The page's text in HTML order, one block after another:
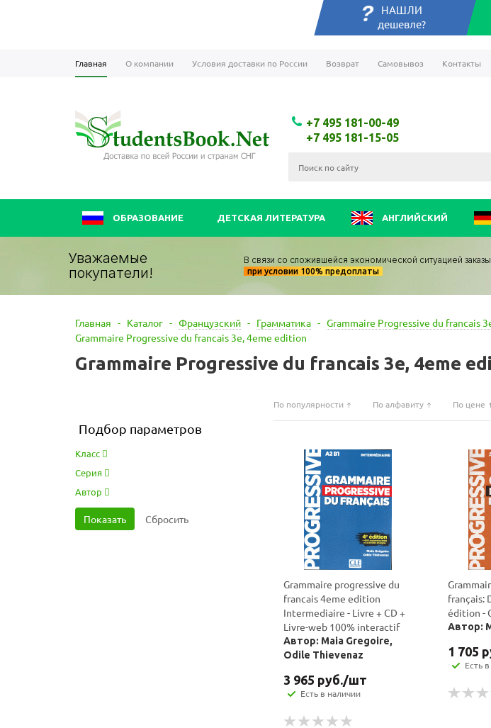
НАШЛИ
дешевле?
Главная О компании Условия доставки по России Возврат Самовывоз Контакты
+7 495 181-00-49
+7 495 181-15-05
ОБРАЗОВАНИЕ ДЕТСКАЯ ЛИТЕРАТУРА АНГЛИЙСКИЙ
Уважаемые
покупатели!
В связи со сложившейся экономической ситуацией
при условии 100% предоплаты
Главная - Каталог - Французский - Грамматика - Grammaire Progressive du francais
Grammaire Progressive du francais 3e, 4eme edition
Grammaire Progressive du francais 3e, 4eme
Подбор параметров
Класс
Серия
Автор
По популярности По алфавиту По цене
Grammaire progressive du
francais 4eme edition
Intermediaire - Livre + CD +
Livre-web 100% interactif
Автор: Maia Gregoire,
Odile Thievenaz
3 965 руб./шт
Есть в наличии
français:
édition -
Автор:
1 705
Есть